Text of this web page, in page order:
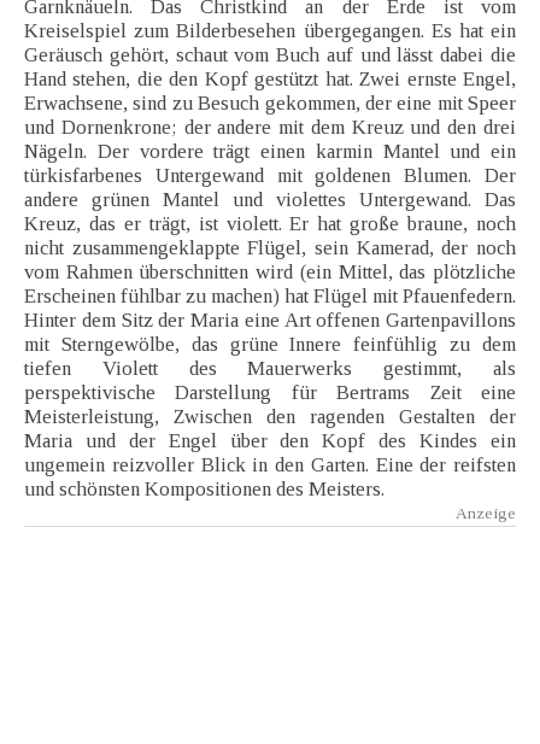
Garnknäueln. Das Christkind an der Erde ist vom
Kreiselspiel zum Bilderbesehen übergegangen. Es hat ein
Geräusch gehört, schaut vom Buch auf und lässt dabei die
Hand stehen, die den Kopf gestützt hat. Zwei ernste Engel,
Erwachsene, sind zu Besuch gekommen, der eine mit Speer
und Dornenkrone; der andere mit dem Kreuz und den drei
Nägeln. Der vordere trägt einen karmin Mantel und ein
türkisfarbenes Untergewand mit goldenen Blumen. Der
andere grünen Mantel und violettes Untergewand. Das
Kreuz, das er trägt, ist violett. Er hat große braune, noch
nicht zusammengeklappte Flügel, sein Kamerad, der noch
vom Rahmen überschnitten wird (ein Mittel, das plötzliche
Erscheinen fühlbar zu machen) hat Flügel mit Pfauenfedern.
Hinter dem Sitz der Maria eine Art offenen Gartenpavillons
mit Sterngewölbe, das grüne Innere feinfühlig zu dem
tiefen Violett des Mauerwerks gestimmt, als
perspektivische Darstellung für Bertrams Zeit eine
Meisterleistung, Zwischen den ragenden Gestalten der
Maria und der Engel über den Kopf des Kindes ein
ungemein reizvoller Blick in den Garten. Eine der reifsten
und schönsten Kompositionen des Meisters.